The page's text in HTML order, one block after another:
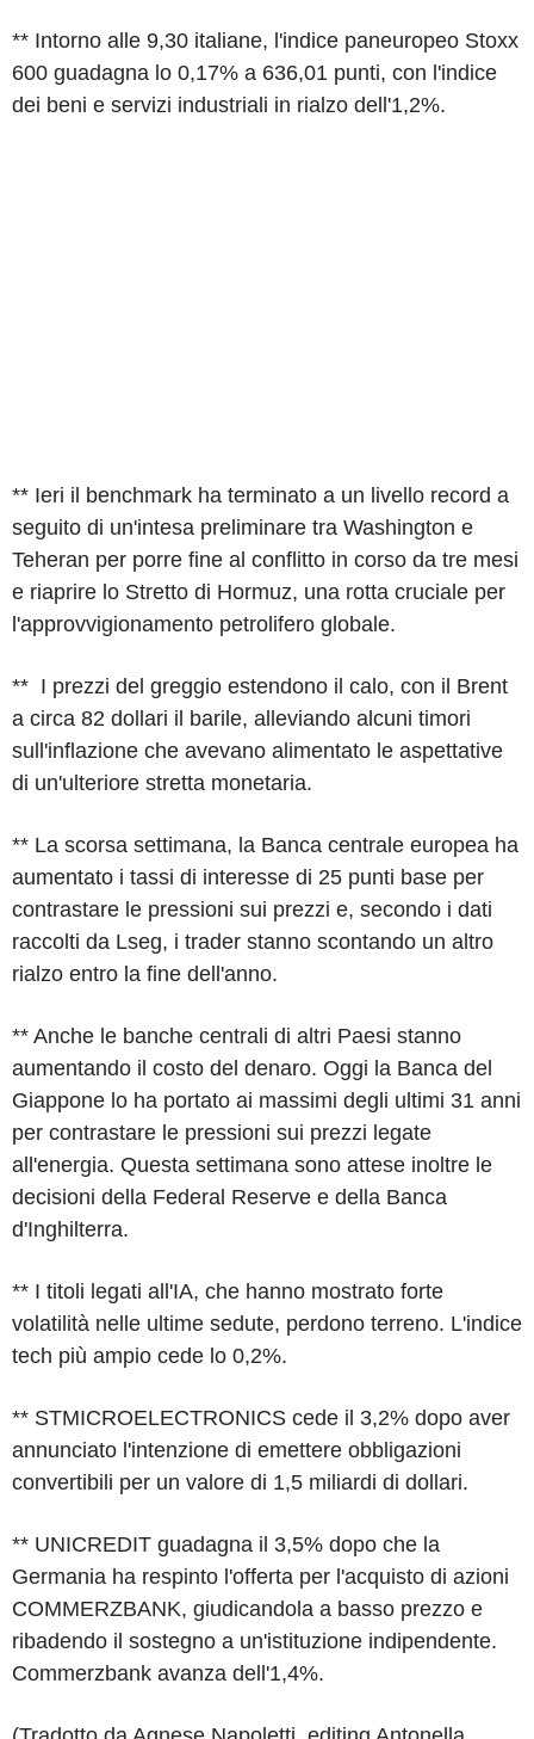
** Intorno alle 9,30 italiane, l'indice paneuropeo Stoxx
600 guadagna lo 0,17% a 636,01 punti, con l'indice
dei beni e servizi industriali in rialzo dell'1,2%.
** Ieri il benchmark ha terminato a un livello record a
seguito di un'intesa preliminare tra Washington e
Teheran per porre fine al conflitto in corso da tre mesi
e riaprire lo Stretto di Hormuz, una rotta cruciale per
l'approvvigionamento petrolifero globale.
** I prezzi del greggio estendono il calo, con il Brent
a circa 82 dollari il barile, alleviando alcuni timori
sull'inflazione che avevano alimentato le aspettative
di un'ulteriore stretta monetaria.
** La scorsa settimana, la Banca centrale europea ha
aumentato i tassi di interesse di 25 punti base per
contrastare le pressioni sui prezzi e, secondo i dati
raccolti da Lseg, i trader stanno scontando un altro
rialzo entro la fine dell'anno.
** Anche le banche centrali di altri Paesi stanno
aumentando il costo del denaro. Oggi la Banca del
Giappone lo ha portato ai massimi degli ultimi 31 anni
per contrastare le pressioni sui prezzi legate
all'energia. Questa settimana sono attese inoltre le
decisioni della Federal Reserve e della Banca
d'Inghilterra.
** I titoli legati all'IA, che hanno mostrato forte
volatilità nelle ultime sedute, perdono terreno. L'indice
tech più ampio cede lo 0,2%.
** STMICROELECTRONICS cede il 3,2% dopo aver
annunciato l'intenzione di emettere obbligazioni
convertibili per un valore di 1,5 miliardi di dollari.
** UNICREDIT guadagna il 3,5% dopo che la
Germania ha respinto l'offerta per l'acquisto di azioni
COMMERZBANK, giudicandola a basso prezzo e
ribadendo il sostegno a un'istituzione indipendente.
Commerzbank avanza dell'1,4%.